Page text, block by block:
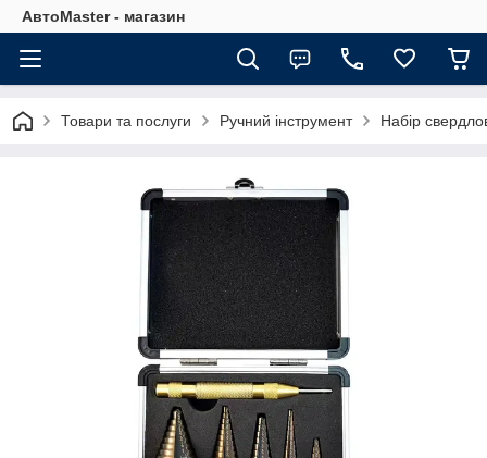
АвтоMaster - магазин
Товари та послуги Ручний інструмент Набір